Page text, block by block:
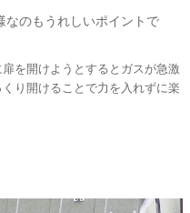
なのもうれしいポイントで
を開けようとするとガスが急激
り開けることで力を入れずに楽